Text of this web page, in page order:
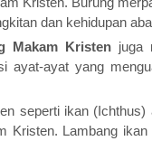
dan kehidupan
Makam Kristen juga
ayat-ayat yang
seperti ikan
Kristen. Lambang